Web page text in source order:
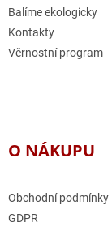
Balíme ekologicky
Kontakty
Věrnostní program
O NÁKUPU
Obchodní podmínky
GDPR